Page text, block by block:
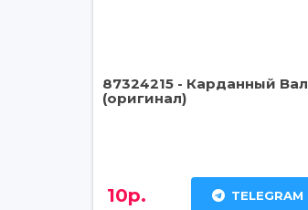
87324215 - Карданный Вал
(оригинал)
10р. TELEGRAM